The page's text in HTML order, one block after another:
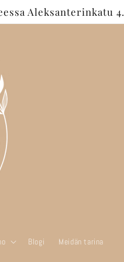
Aleksanterinkatu 4.
Blogi Meidän tarina